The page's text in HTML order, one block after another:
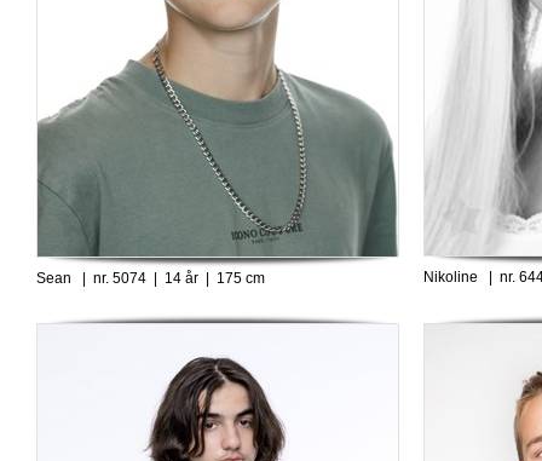
Sean | nr. 5074 | 14 år | 175 cm Nikoline | nr.